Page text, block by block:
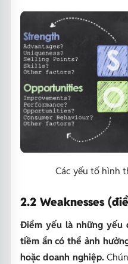
Các yếu tố hình
2.2 Weaknesses
Điểm yếu là những yếu
tiềm ẩn có thể ảnh
hoặc doanh nghiệp.